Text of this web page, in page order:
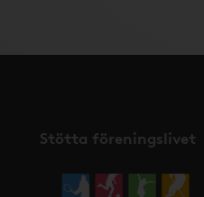
Stötta föreningslivet